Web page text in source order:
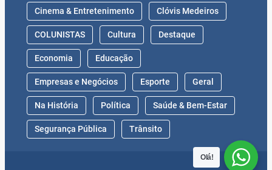
Cinema & Entretenimento Clóvis Medeiros
COLUNISTAS Cultura Destaque
Economia Educação
Empresas e Negócios Esporte Geral
Na História Política Saúde & Bem-Estar
Segurança Pública Trânsito
Olá!